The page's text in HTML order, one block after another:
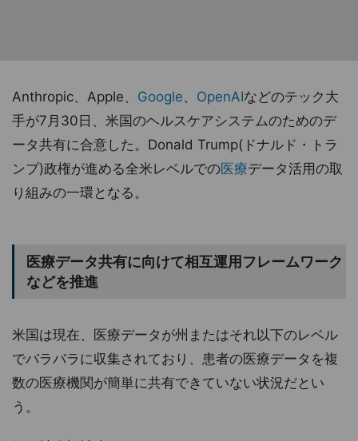
Anthropic、Apple、 Google、 OpenAIなどのテック大
手が7月30日、米国のヘルスケアシステムのためのデ
ータ共有に合意した。Donald Trump(ドナルド・トラ
ンプ)政権が進める全米レベルでの医療データ活用の取
り組みの一環となる。
医療データ共有に向けて相互運用フレームワーク
などを推進
米国は現在、医療データが州またはそれ以下のレベル
でバラバラに収集されており、患者の医療データを複
数の医療機関が簡単に共有できていない状況だとい
う。